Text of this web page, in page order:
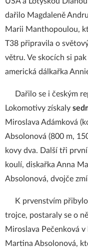
dařilo Magdaleně
Marii Manthopoulou,
T38 připravila o
větru. Ve skocích si
americká dálkařka
Dařilo se i českým
Lokomotivy získaly
Miroslava Adámková
Absolonová (800 m,
kovy dva. Další tři
koulí, diskařka Anna
Absolonová, dvojče
K prvenstvím přibylo
trojce, postaraly se o
Miroslava Pečenková
Martina Absolonová,